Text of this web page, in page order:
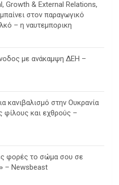
Growth & External Relations,
στον παραγωγικό
– η ναυτεμπορικη
με ανάκαμψη ΔΕΗ –
κανιβαλισμό στην Ουκρανία
και εχθρούς –
φορές το σώμα σου σε
– Newsbeast